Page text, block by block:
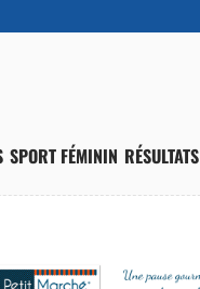
SPORT FÉMININ RÉSULTATS